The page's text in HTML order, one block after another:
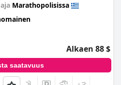
Marathopolisissa
Alkaen 88 $
saatavuus